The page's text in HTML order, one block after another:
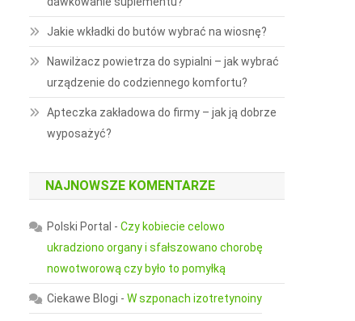
Jakie wkładki do butów wybrać na wiosnę?
Nawilżacz powietrza do sypialni – jak wybrać
urządzenie do codziennego komfortu?
Apteczka zakładowa do firmy – jak ją dobrze
wyposażyć?
NAJNOWSZE KOMENTARZE
Polski Portal -Czy kobiecie celowo
ukradziono organy i sfałszowano chorobę
nowotworową czy było to pomyłką
Ciekawe Blogi -W szponach izotretynoiny